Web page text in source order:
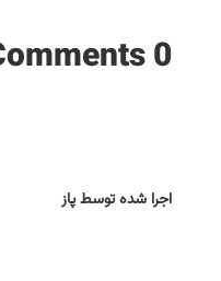
0 Comments
اجرا شده توسط پاز